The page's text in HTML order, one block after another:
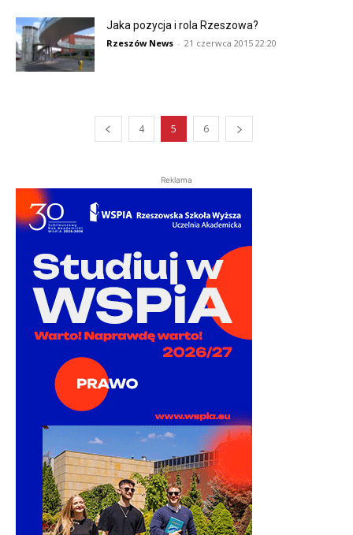
Jaka pozycja i rola Rzeszowa?
Rzeszów News - 21 czerwca 2015 22:20
4 5 6
Reklama